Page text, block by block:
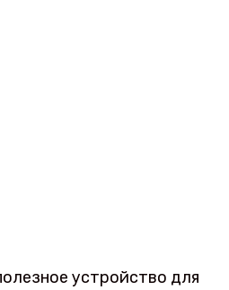
устройство для